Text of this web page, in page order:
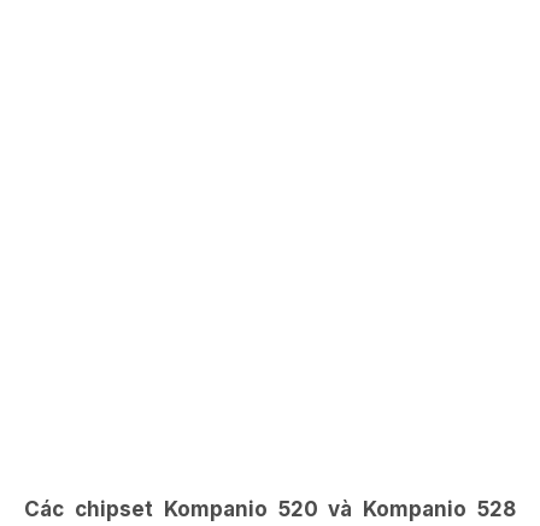
Các chipset Kompanio 520 và Kompanio 528